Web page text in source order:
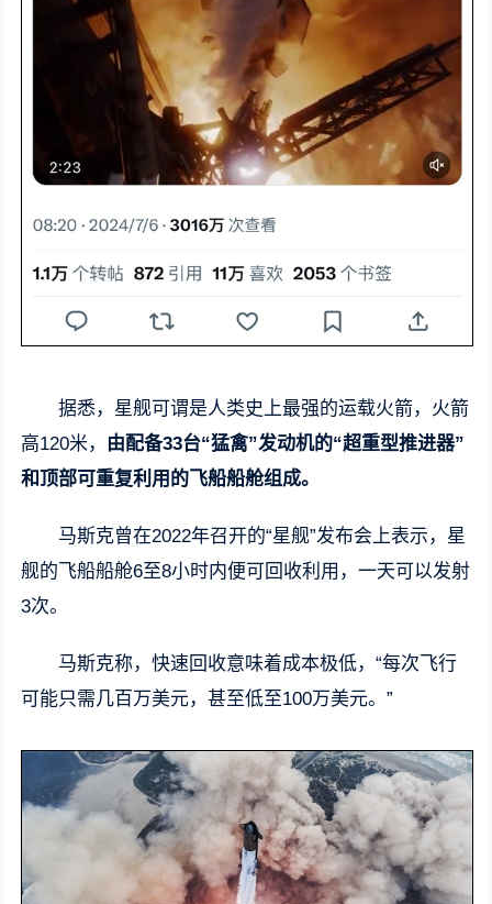
据悉，星舰可谓是人类史上最强的运载火箭，火箭
高120米，
由配备33台“猛禽”发动机的“超重型推进器”
和顶部可重复利用的飞船船舱组成。
马斯克曾在2022年召开的“星舰”发布会上表示，星
舰的飞船船舱6至8小时内便可回收利用，一天可以发射
3次。
马斯克称，快速回收意味着成本极低，“每次飞行
可能只需几百万美元，甚至低至100万美元。”